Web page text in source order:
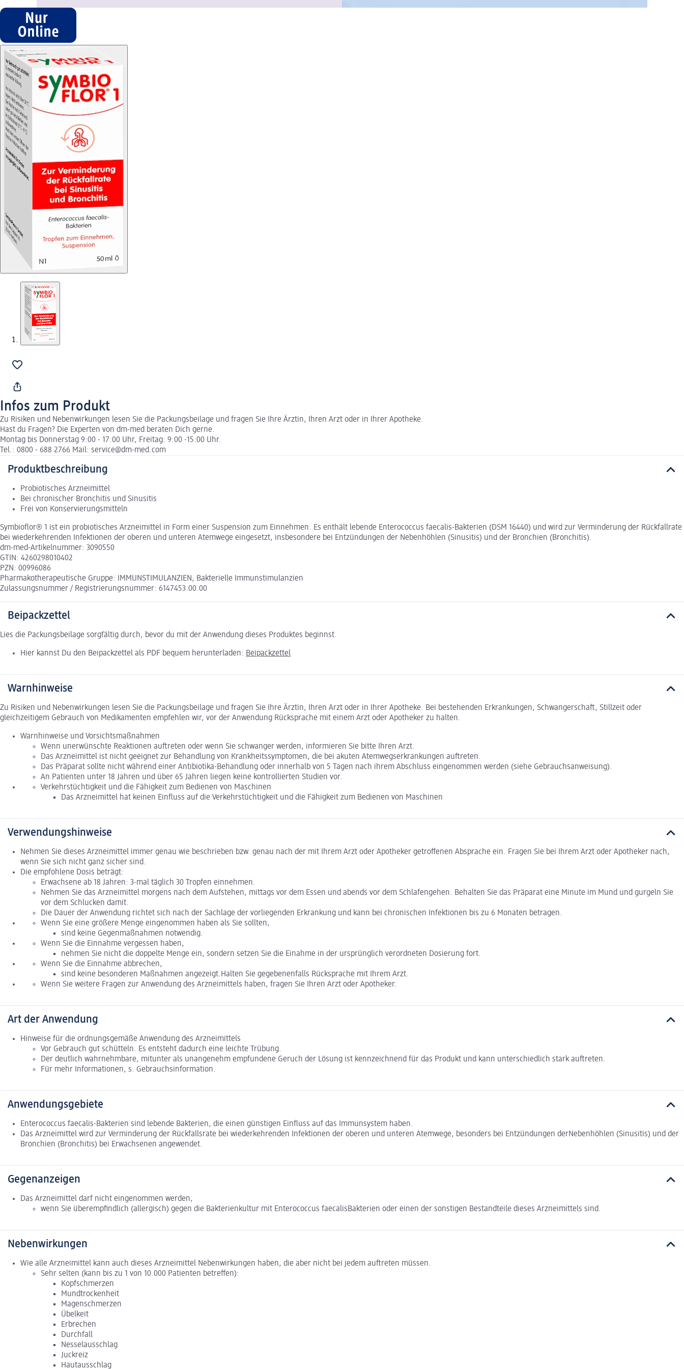
Infos zum Produkt
Zu Risiken und Nebenwirkungen lesen Sie die Packungsbeilage und fragen Sie Ihre Ärztin, Ihren Arzt oder in Ihrer Apotheke.
Hast du Fragen? Die Experten von dm-med beraten Dich gerne.
Montag bis Donnerstag 9:00 - 17:00 Uhr, Freitag: 9:00 -15:00 Uhr.
Tel.: 0800 - 688 2766 Mail: service@dm-med.com
Produktbeschreibung
Probiotisches Arzneimittel
Bei chronischer Bronchitis und Sinusitis
Frei von Konservierungsmitteln
Symbioflor® 1 ist ein probiotisches Arzneimittel in Form einer Suspension zum Einnehmen. Es enthält lebende Enterococcus faecalis-Bakterien (DSM 16440) und wird zur Verminderung der Rückfallrate
bei wiederkehrenden Infektionen der oberen und unteren Atemwege eingesetzt, insbesondere bei Entzündungen der Nebenhöhlen (Sinusitis) und der Bronchien (Bronchitis).
dm-med-Artikelnummer: 3090550
GTIN: 4260298010402
PZN: 00996086
Pharmakotherapeutische Gruppe: IMMUNSTIMULANZIEN, Bakterielle Immunstimulanzien
Zulassungsnummer / Registrierungsnummer: 6147453.00.00
Beipackzettel
Lies die Packungsbeilage sorgfältig durch, bevor du mit der Anwendung dieses Produktes beginnst.
Hier kannst Du den Beipackzettel als PDF bequem herunterladen: Beipackzettel
Warnhinweise
Zu Risiken und Nebenwirkungen lesen Sie die Packungsbeilage und fragen Sie Ihre Ärztin, Ihren Arzt oder in Ihrer Apotheke. Bei bestehenden Erkrankungen, Schwangerschaft, Stillzeit oder
gleichzeitigem Gebrauch von Medikamenten empfehlen wir, vor der Anwendung Rücksprache mit einem Arzt oder Apotheker zu halten.
Warnhinweise und Vorsichtsmaßnahmen
Wenn unerwünschte Reaktionen auftreten oder wenn Sie schwanger werden, informieren Sie bitte Ihren Arzt.
Das Arzneimittel ist nicht geeignet zur Behandlung von Krankheitssymptomen, die bei akuten Atemwegserkrankungen auftreten.
Das Präparat sollte nicht während einer Antibiotika-Behandlung oder innerhalb von 5 Tagen nach ihrem Abschluss eingenommen werden (siehe Gebrauchsanweisung).
An Patienten unter 18 Jahren und über 65 Jahren liegen keine kontrollierten Studien vor.
Verkehrstüchtigkeit und die Fähigkeit zum Bedienen von Maschinen
Das Arzneimittel hat keinen Einfluss auf die Verkehrstüchtigkeit und die Fähigkeit zum Bedienen von Maschinen
Verwendungshinweise
Nehmen Sie dieses Arzneimittel immer genau wie beschrieben bzw. genau nach der mit Ihrem Arzt oder Apotheker getroffenen Absprache ein. Fragen Sie bei Ihrem Arzt oder Apotheker nach,
wenn Sie sich nicht ganz sicher sind.
Die empfohlene Dosis beträgt:
Erwachsene ab 18 Jahren: 3-mal täglich 30 Tropfen einnehmen.
Nehmen Sie das Arzneimittel morgens nach dem Aufstehen, mittags vor dem Essen und abends vor dem Schlafengehen. Behalten Sie das Präparat eine Minute im Mund und gurgeln Sie
vor dem Schlucken damit.
Die Dauer der Anwendung richtet sich nach der Sachlage der vorliegenden Erkrankung und kann bei chronischen Infektionen bis zu 6 Monaten betragen.
Wenn Sie eine größere Menge eingenommen haben als Sie sollten,
sind keine Gegenmaßnahmen notwendig.
Wenn Sie die Einnahme vergessen haben,
nehmen Sie nicht die doppelte Menge ein, sondern setzen Sie die Einahme in der ursprünglich verordneten Dosierung fort.
Wenn Sie die Einnahme abbrechen,
sind keine besonderen Maßnahmen angezeigt.Halten Sie gegebenenfalls Rücksprache mit Ihrem Arzt.
Wenn Sie weitere Fragen zur Anwendung des Arzneimittels haben, fragen Sie Ihren Arzt oder Apotheker.
Art der Anwendung
Hinweise für die ordnungsgemäße Anwendung des Arzneimittels
Vor Gebrauch gut schütteln. Es entsteht dadurch eine leichte Trübung.
Der deutlich wahrnehmbare, mitunter als unangenehm empfundene Geruch der Lösung ist kennzeichnend für das Produkt und kann unterschiedlich stark auftreten.
Für mehr Informationen, s. Gebrauchsinformation.
Anwendungsgebiete
Enterococcus faecalis-Bakterien sind lebende Bakterien, die einen günstigen Einfluss auf das Immunsystem haben.
Das Arzneimittel wird zur Verminderung der Rückfallsrate bei wiederkehrenden Infektionen der oberen und unteren Atemwege, besonders bei Entzündungen derNebenhöhlen (Sinusitis) und der
Bronchien (Bronchitis) bei Erwachsenen angewendet.
Gegenanzeigen
Das Arzneimittel darf nicht eingenommen werden,
wenn Sie überempfindlich (allergisch) gegen die Bakterienkultur mit Enterococcus faecalisBakterien oder einen der sonstigen Bestandteile dieses Arzneimittels sind.
Nebenwirkungen
Wie alle Arzneimittel kann auch dieses Arzneimittel Nebenwirkungen haben, die aber nicht bei jedem auftreten müssen.
Sehr selten (kann bis zu 1 von 10.000 Patienten betreffen):
Kopfschmerzen
Mundtrockenheit
Magenschmerzen
Übelkeit
Erbrechen
Durchfall
Nesselausschlag
Juckreiz
Hautausschlag